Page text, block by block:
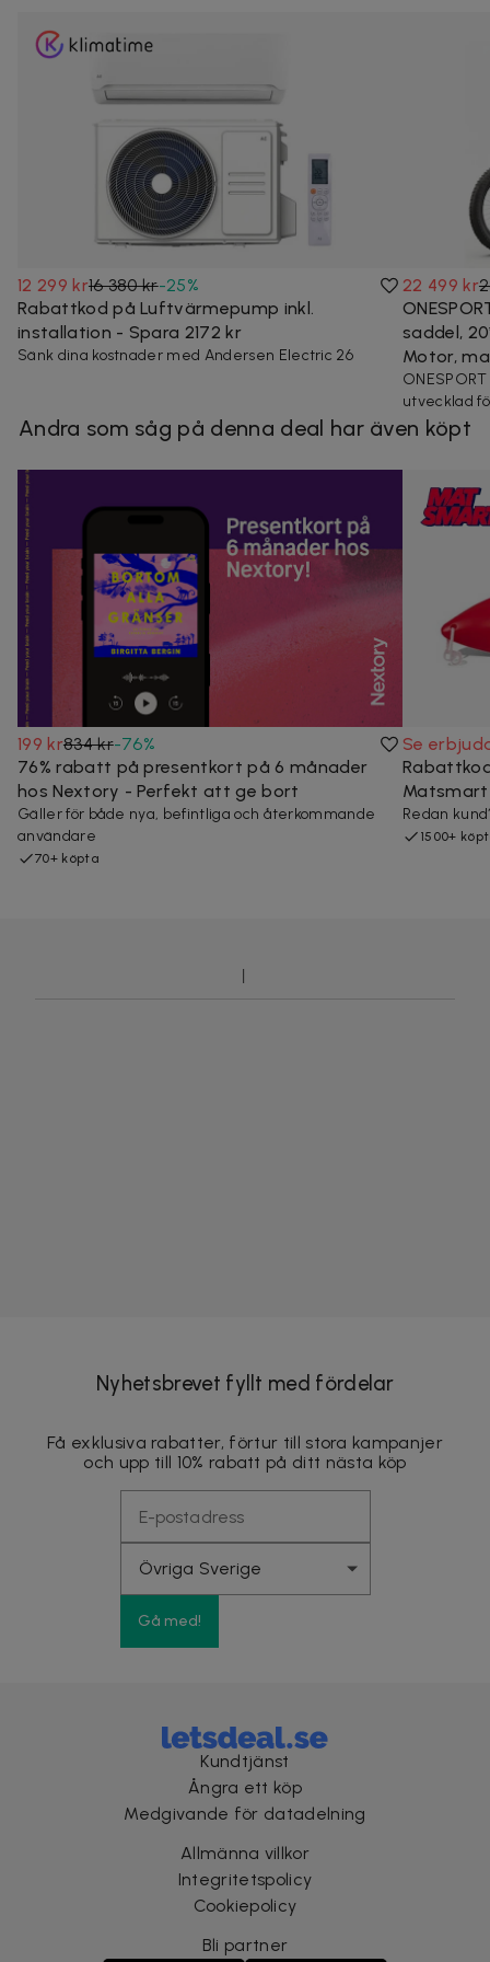
12 299 kr16 380 kr-25%
Rabattkod på Luftvärmepump inkl.
installation - Spara 2172 kr
Sänk dina kostnader med Andersen Electric 26
22 499 kr
saddel,
Motor,
utvecklad
Andra som såg på denna deal har även köpt
199 kr834 kr-76%
76% rabatt på presentkort på 6 månader
hos Nextory - Perfekt att ge bort
Gäller för både nya, befintliga och återkommande
användare
70+ köpta
Se
Matsmart
Redan
1500+
Nyhetsbrevet fyllt med fördelar
Få exklusiva rabatter, förtur till stora kampanjer
och upp till 10% rabatt på ditt nästa köp
Gå med!
Kundtjänst
Ångra ett köp
Medgivande för datadelning
Allmänna villkor
Integritetspolicy
Cookiepolicy
Bli partner